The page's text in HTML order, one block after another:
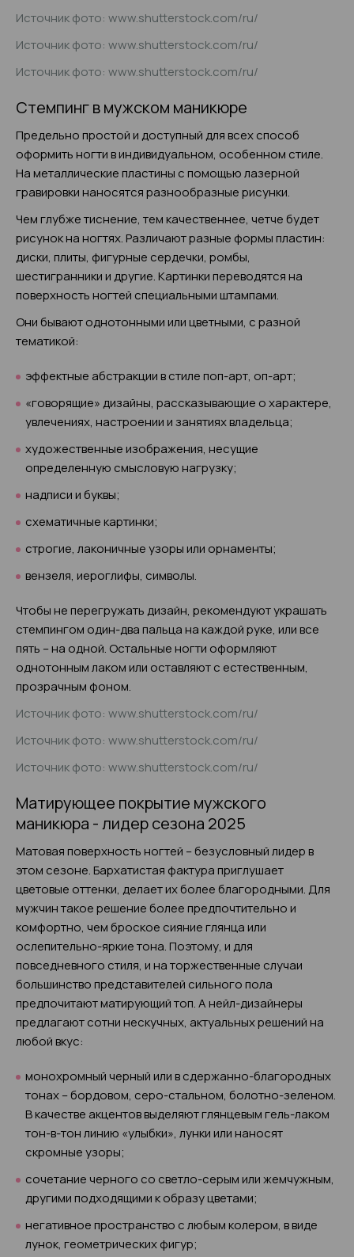
Источник фото: www.shutterstock.com/ru/
Источник фото: www.shutterstock.com/ru/
Источник фото: www.shutterstock.com/ru/
Стемпинг в мужском маникюре
Предельно простой и доступный для всех способ
оформить ногти в индивидуальном, особенном стиле.
На металлические пластины с помощью лазерной
гравировки наносятся разнообразные рисунки.
Чем глубже тиснение, тем качественнее, четче будет
рисунок на ногтях. Различают разные формы пластин:
диски, плиты, фигурные сердечки, ромбы,
шестигранники и другие. Картинки переводятся на
поверхность ногтей специальными штампами.
Они бывают однотонными или цветными, с разной
тематикой:
эффектные абстракции в стиле поп-арт, оп-арт;
«говорящие» дизайны, рассказывающие о характере,
увлечениях, настроении и занятиях владельца;
художественные изображения, несущие
определенную смысловую нагрузку;
надписи и буквы;
схематичные картинки;
строгие, лаконичные узоры или орнаменты;
вензеля, иероглифы, символы.
Чтобы не перегружать дизайн, рекомендуют украшать
стемпингом один-два пальца на каждой руке, или все
пять – на одной. Остальные ногти оформляют
однотонным лаком или оставляют с естественным,
прозрачным фоном.
Источник фото: www.shutterstock.com/ru/
Источник фото: www.shutterstock.com/ru/
Источник фото: www.shutterstock.com/ru/
Матирующее покрытие мужского
маникюра - лидер сезона 2025
Матовая поверхность ногтей – безусловный лидер в
этом сезоне. Бархатистая фактура приглушает
цветовые оттенки, делает их более благородными. Для
мужчин такое решение более предпочтительно и
комфортно, чем броское сияние глянца или
ослепительно-яркие тона. Поэтому, и для
повседневного стиля, и на торжественные случаи
большинство представителей сильного пола
предпочитают матирующий топ. А нейл-дизайнеры
предлагают сотни нескучных, актуальных решений на
любой вкус:
монохромный черный или в сдержанно-благородных
тонах – бордовом, серо-стальном, болотно-зеленом.
В качестве акцентов выделяют глянцевым гель-лаком
тон-в-тон линию «улыбки», лунки или наносят
скромные узоры;
сочетание черного со светло-серым или жемчужным,
другими подходящими к образу цветами;
негативное пространство с любым колером, в виде
лунок, геометрических фигур;